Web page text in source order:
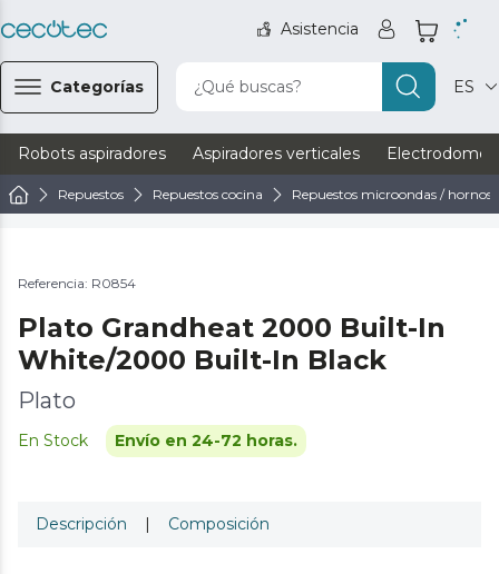
Asistencia
Categorías ¿Qué buscas? ES
Robots aspiradores Aspiradores verticales
Repuestos Repuestos cocina Repuestos microondas / hornos
Referencia: R0854
Plato Grandheat 2000 Built-In
White/2000 Built-In Black
Plato
En Stock Envío en 24-72 horas.
Descripción | Composición